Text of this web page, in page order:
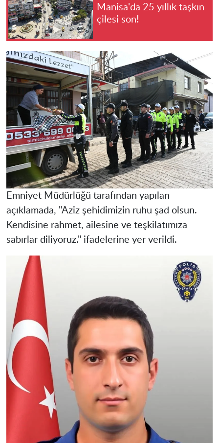
Manisa'da 25 yıllık taşkın
çilesi son!
Emniyet Müdürlüğü tarafından yapılan
açıklamada, "Aziz şehidimizin ruhu şad olsun.
Kendisine rahmet, ailesine ve teşkilatımıza
sabırlar diliyoruz." ifadelerine yer verildi.